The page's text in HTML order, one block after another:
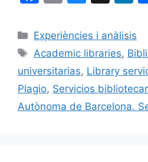
c
e
b
o
o
ai
l
e
s
k
y
k
e
n
Categorías
Experiències i anàlisis
Etiquetas
Academic libraries,
universitarias, Library
Plagio, Servicios
Autònoma de Barcelona.